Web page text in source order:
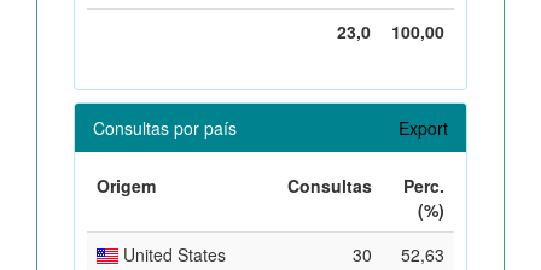
23,0
100,00
Consultas por país Export
Origem Consultas
Perc.
(%)
United States
30
52,63